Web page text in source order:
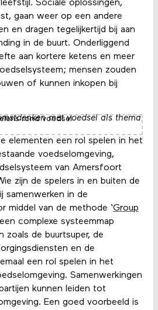
Sociale oplossingen,
gaan weer op een andere
en dragen tegelijkertijd bij aan
in de buurt. Onderliggend
aan kortere ketens en meer
mensen zouden
of kunnen inkopen bij
met voedsel als thema
elementen een rol spelen in het
voedselomgeving,
van Amersfoort
zijn de spelers in en buiten de
samenwerken in de
middel van de methode ‘Group
complexe systeemmap
zoals de buurtsuper, de
en de
een rol spelen in het
Samenwerkingen
kunnen leiden tot
Een goed voorbeeld is